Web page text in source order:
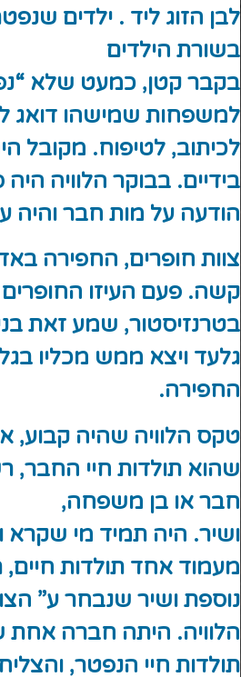
לבן הזוג ליד . ילדים
בשורת הילדים
בקבר קטן, כמעט שלא
למשפחות שמישהו דואג
לכיתוב, לטיפוח. מקובל
בידיים. בבוקר הלוויה
הודעה על מות חבר והיה
צוות חופרים, החפירה
קשה. פעם העיזו
בטרנזיסטור, שמע זאת
גלעד ויצא ממש מכליו
החפירה.
טקס הלוויה שהיה קבוע,
שהוא תולדות חיי
חבר או בן משפחה,
ושיר. היה תמיד מי שקרא
מעמוד אחד תולדות
נוספת ושיר שנבחר ע”
הלוויה. היתה חברה
תולדות חיי הנפטר,